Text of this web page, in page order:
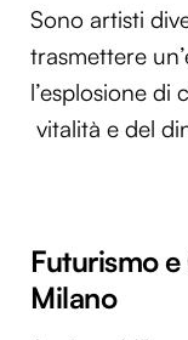
Sono artisti
trasmettere
l’esplosione di
vitalità e del
Futurismo
Milano